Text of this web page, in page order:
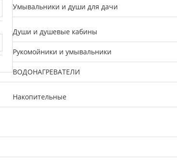
Умывальники и души для дачи
Души и душевые кабины
Рукомойники и умывальники
ВОДОНАГРЕВАТЕЛИ
Накопительные